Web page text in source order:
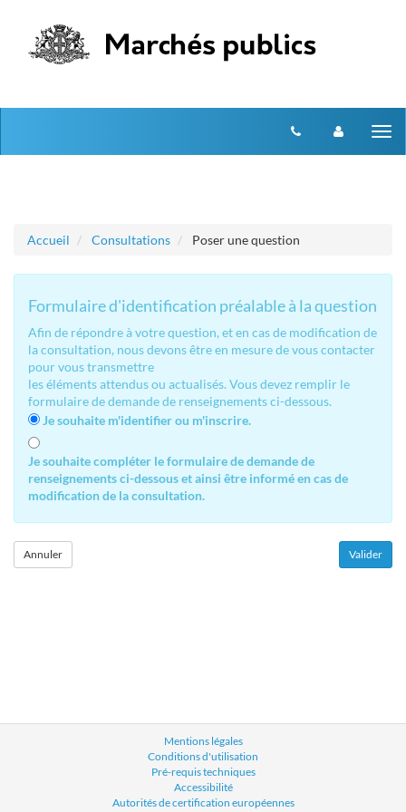
Accueil Consultations Poser une question
Formulaire d'identification préalable à la question
Afin de répondre à votre question, et en cas de modification de
la consultation, nous devons être en mesure de vous contacter
pour vous transmettre
les éléments attendus ou actualisés. Vous devez remplir le
formulaire de demande de renseignements ci-dessous.
Je souhaite m'identifier ou m'inscrire.
Je souhaite compléter le formulaire de demande de
renseignements ci-dessous et ainsi être informé en cas de
modification de la consultation.
Mentions légales
Conditions d'utilisation
Pré-requis techniques
Accessibilité
Autorités de certification européennes